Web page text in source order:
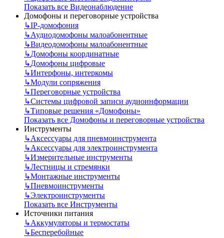
Показать все Видеонаблюдение
Домофоны и переговорные устройства
↳IP-домофония
↳Аудиодомофоны малоабонентные
↳Видеодомофоны малоабонентные
↳Домофоны координатные
↳Домофоны цифровые
↳Интерфоны, интеркомы
↳Модули сопряжения
↳Переговорные устройства
↳Системы цифровой записи аудиоинформации
↳Типовые решения «Домофоны»
Показать все Домофоны и переговорные устройства
Инструменты
↳Аксессуары для пневмоинструмента
↳Аксессуары для электроинструмента
↳Измерительные инструменты
↳Лестницы и стремянки
↳Монтажные инструменты
↳Пневмоинструменты
↳Электроинструменты
Показать все Инструменты
Источники питания
↳Аккумуляторы и термостаты
↳Бесперебойные